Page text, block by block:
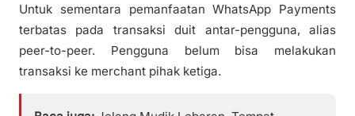
Untuk sementara pemanfaatan WhatsApp Payments
terbatas pada transaksi duit antar-pengguna, alias
peer-to-peer. Pengguna belum bisa melakukan
transaksi ke merchant pihak ketiga.